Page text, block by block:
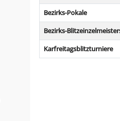
Bezirks-Pokale
Bezirks-
Karfreitagsblitzturniere